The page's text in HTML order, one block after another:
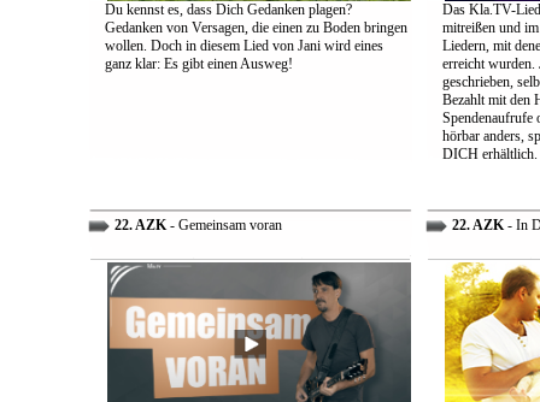
Du kennst es, dass Dich Gedanken plagen?
Gedanken von Versagen, die einen zu Boden bringen
wollen. Doch in diesem Lied von Jani wird eines
ganz klar: Es gibt einen Ausweg!
Das Kla.TV-
mitreißen und
Liedern, mit
erreicht wurden.
geschrieben,
Bezahlt mit den
Spendenaufrufe
hörbar anders,
DICH erhältlich.
22. AZK- Gemeinsam voran 22. AZK- In